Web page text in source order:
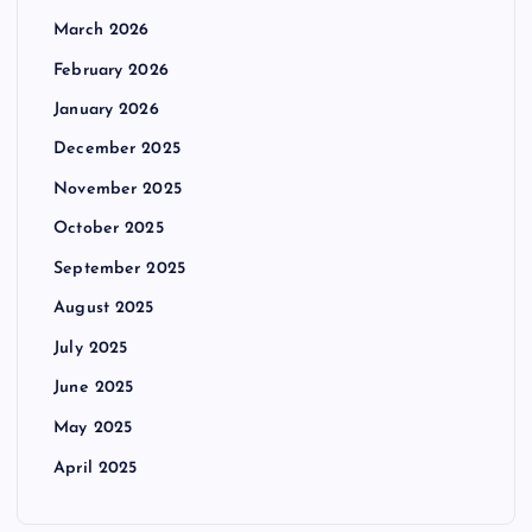
March 2026
February 2026
January 2026
December 2025
November 2025
October 2025
September 2025
August 2025
July 2025
June 2025
May 2025
April 2025